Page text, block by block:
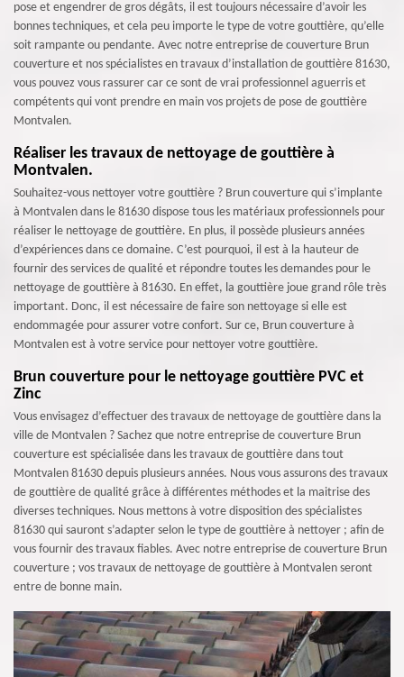
pose et engendrer de gros dégâts, il est toujours nécessaire d’avoir les
bonnes techniques, et cela peu importe le type de votre gouttière, qu’elle
soit rampante ou pendante. Avec notre entreprise de couverture Brun
couverture et nos spécialistes en travaux d’installation de gouttière 81630,
vous pouvez vous rassurer car ce sont de vrai professionnel aguerris et
compétents qui vont prendre en main vos projets de pose de gouttière
Montvalen.
Réaliser les travaux de nettoyage de gouttière à
Montvalen.
Souhaitez-vous nettoyer votre gouttière ? Brun couverture qui s’implante
à Montvalen dans le 81630 dispose tous les matériaux professionnels pour
réaliser le nettoyage de gouttière. En plus, il possède plusieurs années
d’expériences dans ce domaine. C’est pourquoi, il est à la hauteur de
fournir des services de qualité et répondre toutes les demandes pour le
nettoyage de gouttière à 81630. En effet, la gouttière joue grand rôle très
important. Donc, il est nécessaire de faire son nettoyage si elle est
endommagée pour assurer votre confort. Sur ce, Brun couverture à
Montvalen est à votre service pour nettoyer votre gouttière.
Brun couverture pour le nettoyage gouttière PVC et
Zinc
Vous envisagez d’effectuer des travaux de nettoyage de gouttière dans la
ville de Montvalen ? Sachez que notre entreprise de couverture Brun
couverture est spécialisée dans les travaux de gouttière dans tout
Montvalen 81630 depuis plusieurs années. Nous vous assurons des travaux
de gouttière de qualité grâce à différentes méthodes et la maitrise des
diverses techniques. Nous mettons à votre disposition des spécialistes
81630 qui sauront s’adapter selon le type de gouttière à nettoyer ; afin de
vous fournir des travaux fiables. Avec notre entreprise de couverture Brun
couverture ; vos travaux de nettoyage de gouttière à Montvalen seront
entre de bonne main.